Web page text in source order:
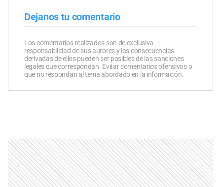
Dejanos tu comentario
Los comentarios realizados son de exclusiva
responsabilidad de sus autores y las consecuencias
derivadas de ellos pueden ser pasibles de las sanciones
legales que correspondan. Evitar comentarios ofensivos o
que no respondan al tema abordado en la información.